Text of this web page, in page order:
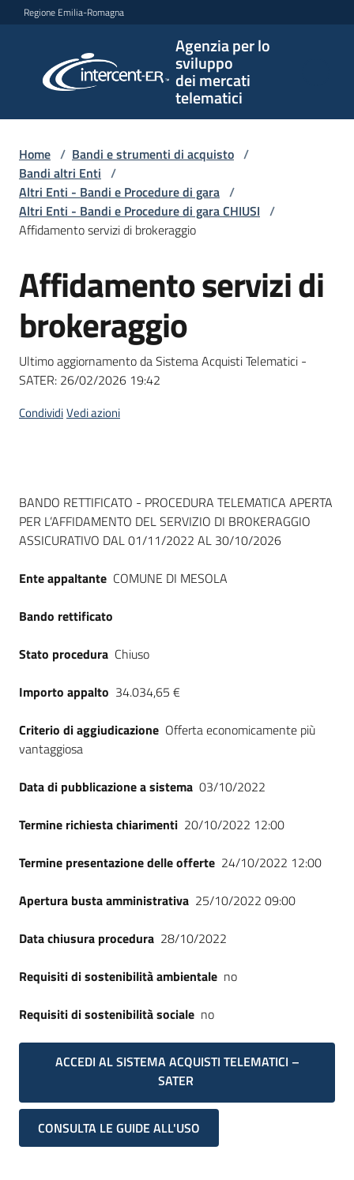
Vai al contenuto
Vai alla navigazione
Vai al footer
Regione Emilia-Romagna
Agenzia per lo
sviluppo
dei mercati
telematici
per lo
sviluppo
telematici
L'Agenzia
Bandi
strumenti
acquisto
telematiche
site
su
Home / Bandi e strumenti di acquisto /
Bandi altri Enti /
Altri Enti - Bandi e Procedure di gara /
Altri Enti - Bandi e Procedure di gara CHIUSI /
Affidamento servizi di brokeraggio
Salta al contenuto
Affidamento servizi di
brokeraggio
Ultimo aggiornamento da Sistema Acquisti Telematici -
SATER: 26/02/2026 19:42
CondividiVedi azioni
Dati del bando
BANDO RETTIFICATO - PROCEDURA TELEMATICA APERTA
PER L’AFFIDAMENTO DEL SERVIZIO DI BROKERAGGIO
ASSICURATIVO DAL 01/11/2022 AL 30/10/2026
Ente appaltante COMUNE DI MESOLA
Bando rettificato
Stato procedura Chiuso
Importo appalto 34.034,65 €
Criterio di aggiudicazione Offerta economicamente più
vantaggiosa
Data di pubblicazione a sistema 03/10/2022
Termine richiesta chiarimenti 20/10/2022 12:00
Termine presentazione delle offerte 24/10/2022 12:00
Apertura busta amministrativa 25/10/2022 09:00
Data chiusura procedura 28/10/2022
Requisiti di sostenibilità ambientale no
Requisiti di sostenibilità sociale no
ACCEDI AL SISTEMA ACQUISTI TELEMATICI –
SATER
CONSULTA LE GUIDE ALL'USO